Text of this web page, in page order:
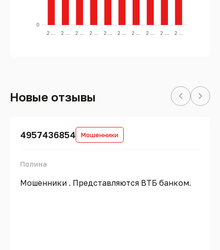
0
2 ... 2 ... 2 ... 2 ... 2 ... 2 ... 2 ... 2 ... 2 ... 2 ...
Новые отзывы
4957436854 Мошенники
Полина
Мошенники . Представляются ВТБ банком.